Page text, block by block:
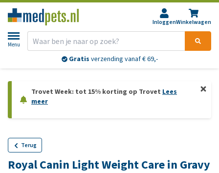
InloggenWinkelwagen
Menu
Gratis verzending vanaf € 69,-
Trovet Week: tot 15% korting op Trovet Lees
meer
Terug
Royal Canin Light Weight Care in Gravy